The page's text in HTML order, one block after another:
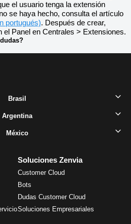
el usuario tenga la extensión
se haya hecho, consulta el artículo
portugués). Después de crear,
el Panel en Centrales > Extensiones.
Soluciones Zenvia
Customer Cloud
Bots
Dudas Customer Cloud
Soluciones Empresariales
Brasil
Argentina
México